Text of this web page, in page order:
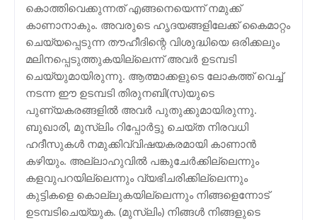
കൊത്തിവെക്കുന്നത് എങ്ങനെയെന്ന് നമുക്ക്
കാണാനാകും. അവരുടെ ഹൃദയങ്ങളിലേക്ക് കൈമാറ്റം
ചെയ്യപ്പെടുന്ന തൗഹീദിന്റെ വിശുദ്ധിയെ ഒരിക്കലും
മലിനപ്പെടുത്തുകയില്ലെന്ന് അവര്‍ ഉടമ്പടി
ചെയ്യുമായിരുന്നു. ആത്മാക്കളുടെ ലോകത്ത് വെച്ച്
നടന്ന ഈ ഉടമ്പടി തിരുനബി(സ)യുടെ
പുണ്യകരങ്ങളില്‍ അവര്‍ പുതുക്കുമായിരുന്നു.
ബുഖാരി, മുസ്ലിം റിപ്പോര്‍ട്ടു ചെയ്ത നിരവധി
ഹദീസുകള്‍ നമുക്കിവ്വിഷയകരമായി കാണാന്‍
കഴിയും. അല്ലാഹുവില്‍ പങ്കുചേര്‍ക്കില്ലെന്നും
കളവുപറയില്ലെന്നും വ്യഭിചരിക്കില്ലെന്നും
കുട്ടികളെ കൊല്ലുകയില്ലെന്നും നിങ്ങളെന്നോട്
ഉടമ്പടിചെയ്യുക. (മുസ്ലിം) നിങ്ങള്‍ നിങ്ങളുടെ